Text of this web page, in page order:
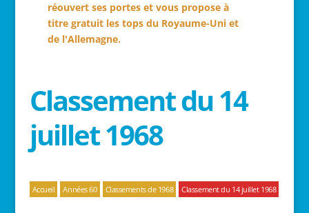
réouvert ses portes et vous propose à
titre gratuit les tops du Royaume-Uni et
de l'Allemagne.
Classement du 14
juillet 1968
Accueil Années 60 Classements de 1968 Classement du 14 juillet 1968